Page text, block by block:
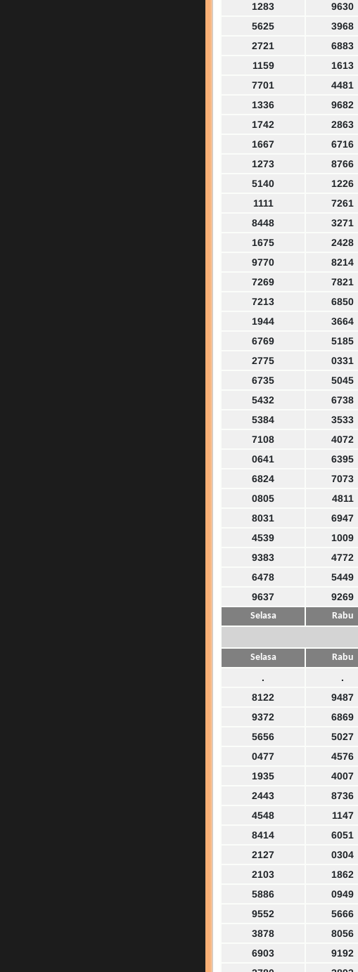
1283
9630
5625
3968
2721
6883
1159
1613
7701
4481
1336
9682
1742
2863
1667
6716
1273
8766
5140
1226
1111
7261
8448
3271
1675
2428
9770
8214
7269
7821
7213
6850
1944
3664
6769
5185
2775
0331
6735
5045
5432
6738
5384
3533
7108
4072
0641
6395
6824
7073
0805
4811
8031
6947
4539
1009
9383
4772
6478
5449
9637
9269
Selasa Rabu
Selasa Rabu
. .
8122
9487
9372
6869
5656
5027
0477
4576
1935
4007
2443
8736
4548
1147
8414
6051
2127
0304
2103
1862
5886
0949
9552
5666
3878
8056
6903
9192